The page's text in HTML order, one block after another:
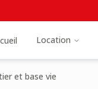
Location
et base vie